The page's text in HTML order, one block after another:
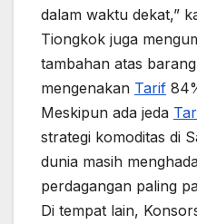
dalam waktu dekat,”
Tiongkok juga
tambahan atas
mengenakan Tarif
Meskipun ada jeda
strategi komoditas di
dunia masih
perdagangan paling
Di tempat lain,